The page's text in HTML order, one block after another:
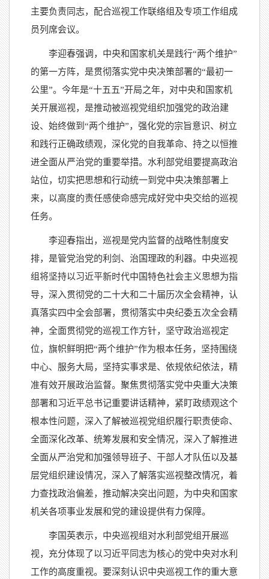
主要负责同志，配合巡视工作联络组及专项工作组成
员列席会议。
李迎春强调，中央和国家机关是践行“两个维护”
的第一方阵，是贯彻落实党中央决策部署的“最初一
公里”。今年是“十五五”开局之年，对中央和国家机
关开展巡视，是推动被巡视党组织加强党的政治建
设、始终做到“两个维护”，强化党的宗旨意识、树立
和践行正确政绩观，深化党的自我革命、持之以恒推
进全面从严治党的重要举措。水利部党组要提高政治
站位，切实把思想和行动统一到党中央决策部署上
来，以高度的责任感使命感完成好党中央交给的巡视
任务。
李迎春指出，巡视是党内监督的战略性制度安
排，是管党治党的利剑、治国理政的利器。中央巡视
组将坚持以习近平新时代中国特色社会主义思想为指
导，深入贯彻党的二十大和二十届历次全会精神，认
真落实四中全会部署，贯彻落实中央纪委五次全会精
神，全面贯彻党的巡视工作方针，坚守政治巡视定
位，旗帜鲜明把“两个维护”作为根本任务，坚持围绕
中心、服务大局，坚持实事求是、依规依纪依法，精
准有效开展政治监督。聚焦贯彻落实党中央重大决策
部署和习近平总书记重要讲话精神，紧盯政绩观这个
根本性问题，深入了解被巡视党组织履行职责使命、
全面深化改革、统筹发展和安全情况，深入了解推进
全面从严治党和加强领导班子、干部人才队伍以及基
层党组织建设情况，深入了解落实巡视整改情况，着
力查找政治偏差，推动解决突出问题，为中央和国家
机关各项事业发展和党的建设提供有力保障。
李国英表示，中央巡视组对水利部党组开展巡
视，充分体现了以习近平同志为核心的党中央对水利
工作的高度重视。要深刻认识中央巡视工作的重大意